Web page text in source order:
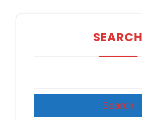
SEARCH
Search